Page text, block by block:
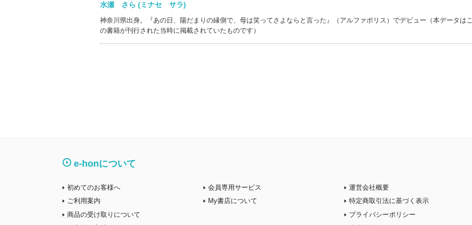
水瀬 さら (ミナセ サラ)
神奈川県出身。『あの日、陽だまりの縁側で、母は笑ってさよならと言った』（アルファポリス）でデビュー（本データはこ
の書籍が刊行された当時に掲載されていたものです）
e-honについて
初めてのお客様へ
ご利用案内
商品の受け取りについて
会員専用サービス
My書店について
運営会社概要
特定商取引法に基づく表示
プライバシーポリシー